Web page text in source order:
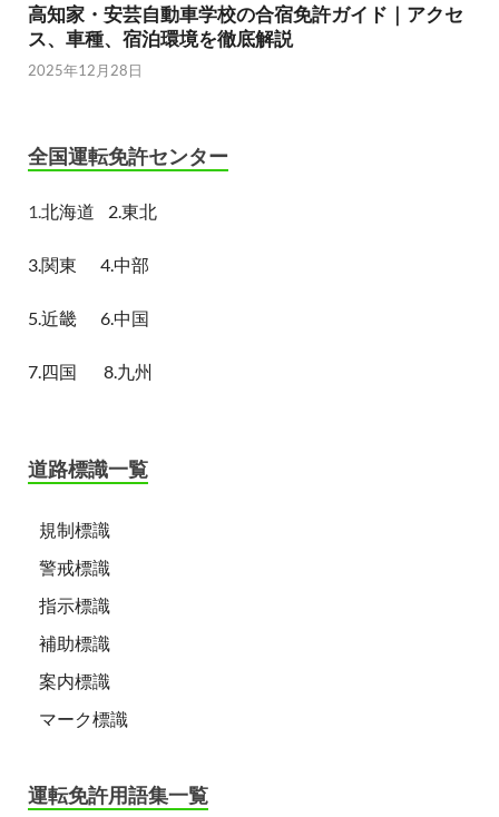
高知家・安芸自動車学校の合宿免許ガイド｜アクセ
ス、車種、宿泊環境を徹底解説
2025年12月28日
全国運転免許センター
1.北海道 2.東北
3.関東 4.中部
5.近畿 6.中国
7.四国 8.九州
道路標識一覧
規制標識
警戒標識
指示標識
補助標識
案内標識
マーク標識
運転免許用語集一覧